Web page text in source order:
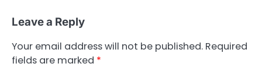
Leave a Reply
Your email address will not be published. Required
fields are marked *